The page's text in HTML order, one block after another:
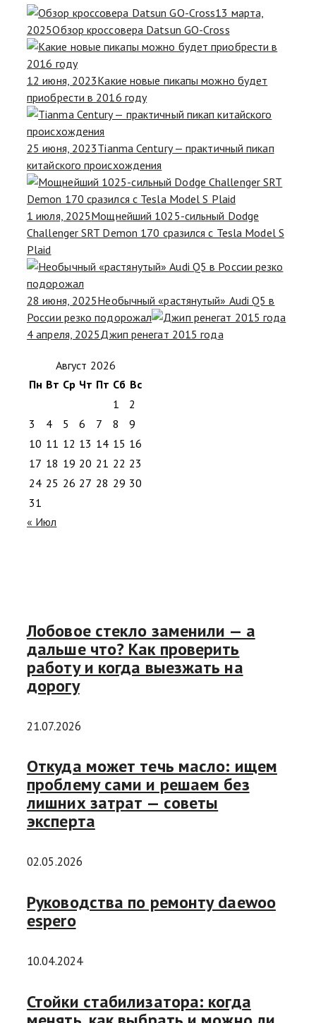
13 марта,
2025Обзор кроссовера Datsun GO-Cross
12 июня, 2023Какие новые пикапы можно будет
приобрести в 2016 году
25 июня, 2023Tianma Century — практичный пикап
китайского происхождения
1 июля, 2025Мощнейший 1025-сильный Dodge
Challenger SRT Demon 170 сразился с Tesla Model S
Plaid
28 июня, 2025Необычный «растянутый» Audi Q5 в
России резко подорожал
4 апреля, 2025 Джип ренегат 2015 года
Август 2026
Пн Вт Ср Чт Пт Сб Вс
1
2
3
4 5 6 7 8
9
10 11 12 13 14 15 16
17 18 19 20 21 22 23
24 25 26 27 28 29 30
31
« Июл
Лобовое стекло заменили — а
дальше что? Как проверить
работу и когда выезжать на
дорогу
21.07.2026
Откуда может течь масло: ищем
проблему сами и решаем без
лишних затрат — советы
эксперта
02.05.2026
Руководства по ремонту daewoo
espero
10.04.2024
Стойки стабилизатора: когда